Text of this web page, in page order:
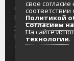
предложения
Интернет-
услуги
Разработка
сайтов
свое
Политикой
Согласием
На сайте
технологии.